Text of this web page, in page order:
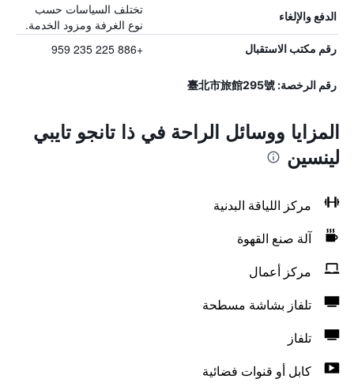
الدفع والإلغاء
تختلف السياسات حسب
نوع الغرفة ومزود الخدمة.
رقم مكتب الاستقبال +886 225 235 959
رقم الرخصة: 臺北市旅館295號
المزايا ووسائل الراحة في ذا تانجو تايبي
لينسين
مركز اللياقة البدنية
آلة صنع القهوة
مركز أعمال
تلفاز بشاشة مسطحة
تلفاز
كابل أو قنوات فضائية